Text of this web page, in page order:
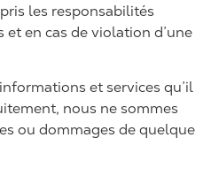
les responsabilités
en cas de violation d’une
et services qu’il
nous ne sommes
ou dommages de quelque